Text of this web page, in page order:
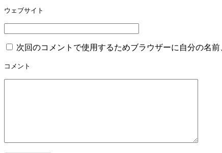
ウェブサイト
次回のコメントで使用するためブラウザーに自分の名
コメント